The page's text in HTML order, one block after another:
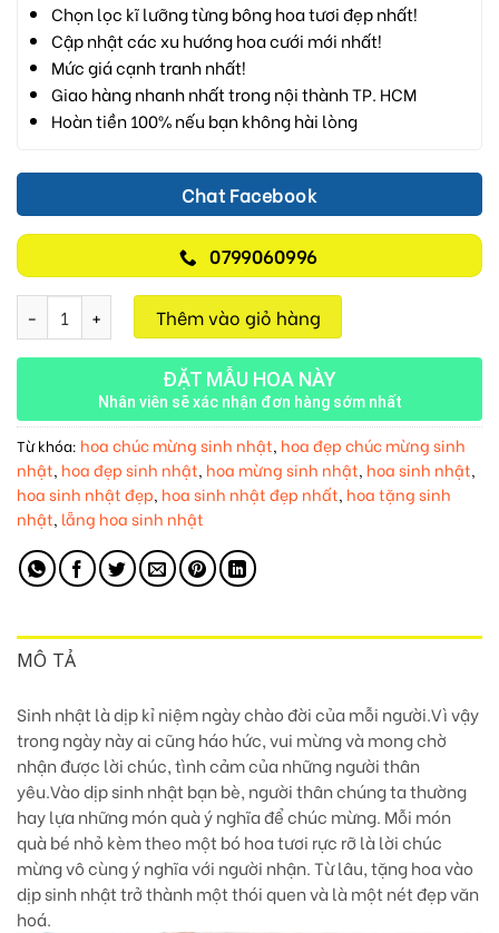
Chọn lọc kĩ lưỡng từng bông hoa tươi đẹp nhất!
Cập nhật các xu hướng hoa cưới mới nhất!
Mức giá cạnh tranh nhất!
Giao hàng nhanh nhất trong nội thành TP. HCM
Hoàn tiền 100% nếu bạn không hài lòng
Chat Facebook
0799060996
Giỏ Hoa Sinh Nhật M353 số lượng
Thêm vào giỏ hàng
ĐẶT MẪU HOA NÀY
Nhân viên sẽ xác nhận đơn hàng sớm nhất
Từ khóa: hoa chúc mừng sinh nhật, hoa đẹp chúc mừng sinh
nhật, hoa đẹp sinh nhật, hoa mừng sinh nhật, hoa sinh nhật,
hoa sinh nhật đẹp, hoa sinh nhật đẹp nhất, hoa tặng sinh
nhật, lẵng hoa sinh nhật
MÔ TẢ
Sinh nhật là dịp kỉ niệm ngày chào đời của mỗi người.Vì vậy
trong ngày này ai cũng háo hức, vui mừng và mong chờ
nhận được lời chúc, tình cảm của những người thân
yêu.Vào dịp sinh nhật bạn bè, người thân chúng ta thường
hay lựa những món quà ý nghĩa để chúc mừng. Mỗi món
quà bé nhỏ kèm theo một bó hoa tươi rực rỡ là lời chúc
mừng vô cùng ý nghĩa với người nhận. Từ lâu, tặng hoa vào
dịp sinh nhật trở thành một thói quen và là một nét đẹp văn
hoá.